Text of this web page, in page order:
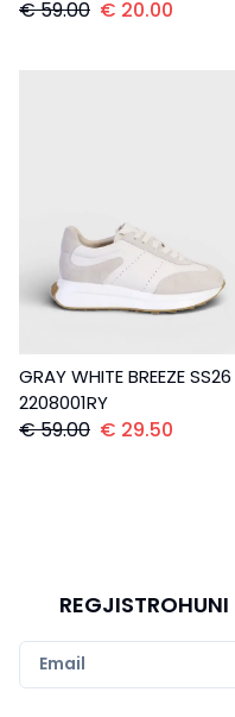
€59.00 € 20.00
GRAY WHITE BREEZE SS26
2208001RY
€59.00 € 29.50
REGJISTROHUNI